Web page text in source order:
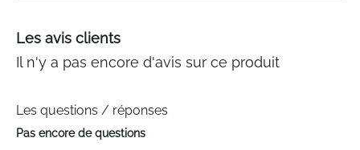
Les avis clients
Il n'y a pas encore d'avis sur ce produit
Les questions / réponses
Pas encore de questions